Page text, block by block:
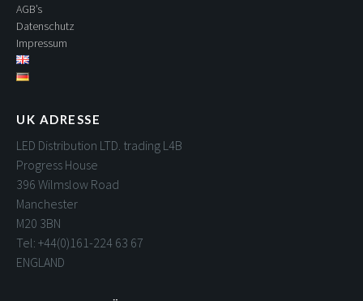
AGB’s
Datenschutz
Impressum
UK ADRESSE
LED Distribution LTD. trading L4B
Progress House
396 Wilmslow Road
Manchester
M20 3BN
Tel: +44(0)161-224 63 67
ENGLAND